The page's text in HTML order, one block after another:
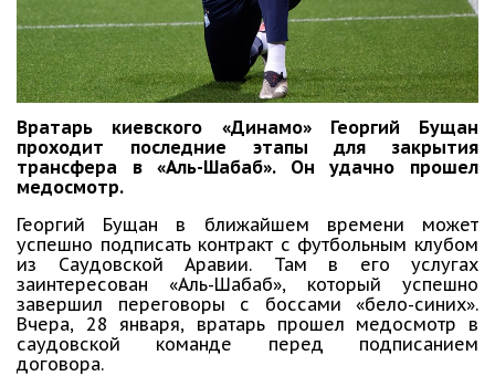
Вратарь киевского «Динамо» Георгий Бущан
проходит последние этапы для закрытия
трансфера в «Аль-Шабаб». Он удачно прошел
медосмотр.
Георгий Бущан в ближайшем времени может
успешно подписать контракт с футбольным клубом
из Саудовской Аравии. Там в его услугах
заинтересован «Аль-Шабаб», который успешно
завершил переговоры с боссами «бело-синих».
Вчера, 28 января, вратарь прошел медосмотр в
саудовской команде перед подписанием
договора.